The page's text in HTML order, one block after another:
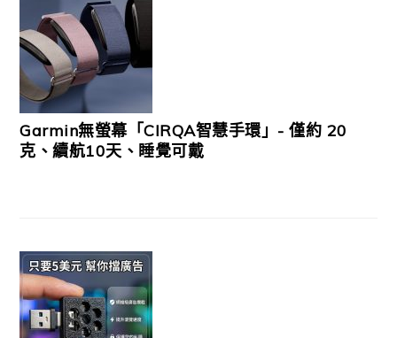
Garmin無螢幕「CIRQA智慧手環」- 僅約 20
克、續航10天、睡覺可戴